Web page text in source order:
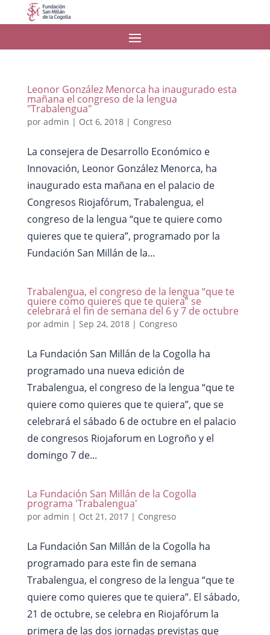
Leonor González Menorca ha inaugurado esta
mañana el congreso de la lengua
"Trabalengua"
por admin | Oct 6, 2018| Congreso
La consejera de Desarrollo Económico e
Innovación, Leonor González Menorca, ha
inaugurado esta mañana en el palacio de
Congresos Riojafórum, Trabalengua, el
congreso de la lengua “que te quiere como
quieres que te quiera”, programado por la
Fundación San Millán de la...
Trabalengua, el congreso de la lengua “que te
quiere como quieres que te quiera” se
celebrará el fin de semana del 6 y 7 de octubre
por admin | Sep 24, 2018| Congreso
La Fundación San Millán de la Cogolla ha
programado una nueva edición de
Trabalengua, el congreso de la lengua “que te
quiere como quieres que te quiera”, que se
celebrará el sábado 6 de octubre en el palacio
de congresos Riojaforum en Logroño y el
domingo 7 de...
La Fundación San Millán de la Cogolla
programa 'Trabalengua'
por admin | Oct 21, 2017| Congreso
La Fundación San Millán de la Cogolla ha
programado para este fin de semana
Trabalengua, el congreso de la lengua “que te
quiere como quieres que te quiera”. El sábado,
21 de octubre, se celebra en Riojafórum la
primera de las dos jornadas previstas que